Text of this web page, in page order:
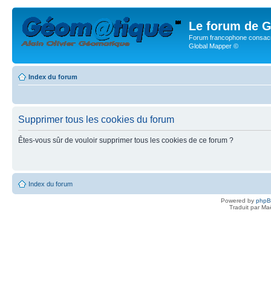
Le forum de
Forum francophone
Global Mapper ©
Index du forum
Supprimer tous les cookies du forum
Êtes-vous sûr de vouloir supprimer tous les cookies de ce forum ?
Index du forum
Powered by
Traduit par